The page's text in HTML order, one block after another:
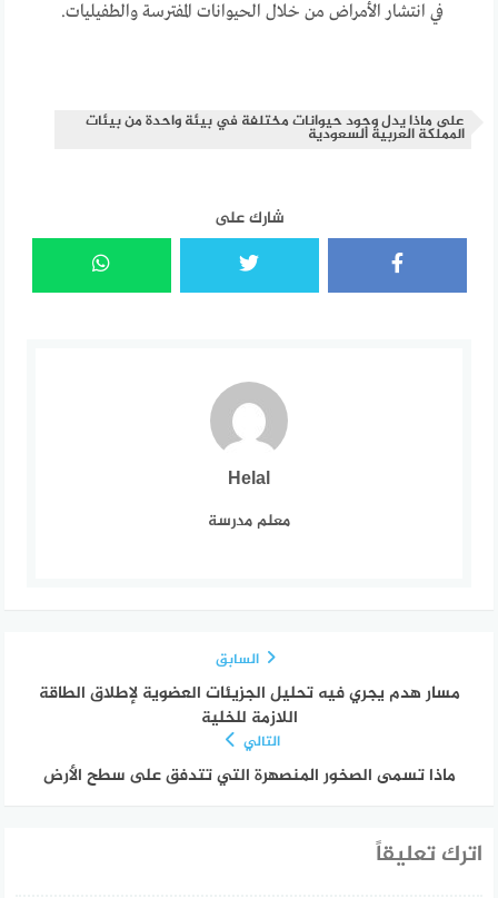
في انتشار الأمراض من خلال الحيوانات المفترسة والطفيليات.
على ماذا يدل وجود حيوانات مختلفة في بيئة واحدة من بيئات
المملكة العربية السعودية
شارك على
Helal
معلم مدرسة
السابق
مسار هدم يجري فيه تحليل الجزيئات العضوية لإطلاق الطاقة
اللازمة للخلية
التالي
ماذا تسمى الصخور المنصهرة التي تتدفق على سطح الأرض
اترك تعليقاً